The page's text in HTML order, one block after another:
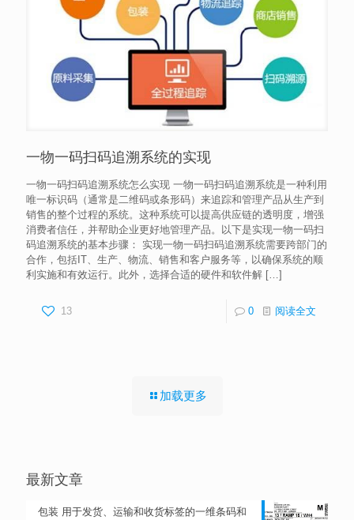
一物一码扫码追溯系统的实现
一物一码扫码追溯系统怎么实现 一物一码扫码追溯系统是一种利用
唯一标识码（通常是二维码或条形码）来追踪和管理产品从生产到
销售的整个过程的系统。这种系统可以提高供应链的透明度，增强
消费者信任，并帮助企业更好地管理产品。以下是实现一物一码扫
码追溯系统的基本步骤： 实现一物一码扫码追溯系统需要跨部门的
合作，包括IT、生产、物流、销售和客户服务等，以确保系统的顺
利实施和有效运行。此外，选择合适的硬件和软件解 […]
13 0 阅读全文
加载更多
最新文章
包装 用于发货、运输和收货标签的一维条码和